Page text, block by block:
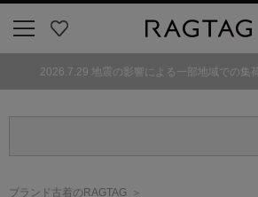
気
2026.7.29 地震の影響による一部地域での集
ブランド古着のRAGTAG